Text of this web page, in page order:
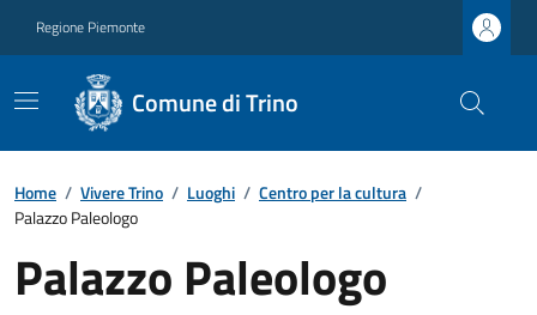
Regione Piemonte
Comune di Trino
Home / Vivere Trino / Luoghi / Centro per la cultura /
Palazzo Paleologo
Palazzo Paleologo